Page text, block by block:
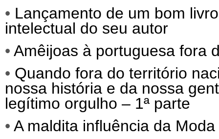
• Lançamento de um bom
intelectual do seu autor
• Amêijoas à portuguesa fora
• Quando fora do território
nossa história e da nossa
legítimo orgulho – 1ª parte
• A maldita influência da